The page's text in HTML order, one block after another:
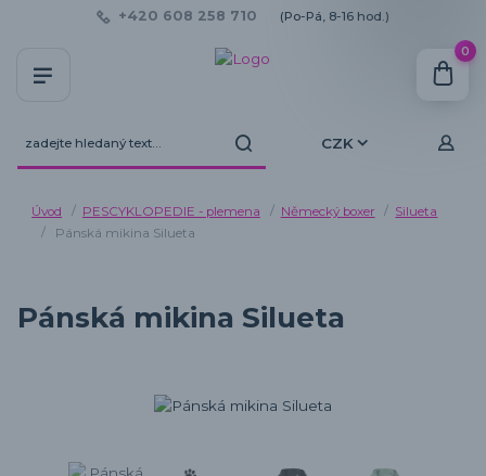
CZK
+420 608 258 710 (Po-Pá, 8-16 hod.)
0
Úvod PESCYKLOPEDIE - plemena Německý boxer
Silueta
Pánská mikina Silueta
Pánská mikina Silueta